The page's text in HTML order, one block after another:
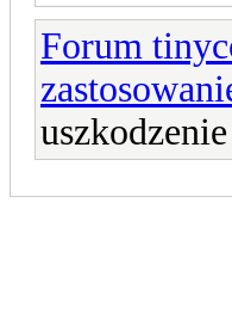
Forum
uszkodzenie